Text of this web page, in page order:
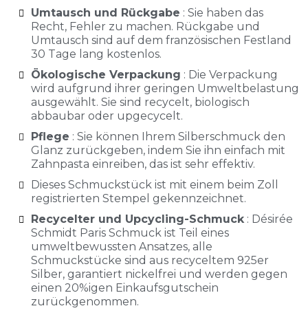
Umtausch und Rückgabe : Sie haben das
Recht, Fehler zu machen. Rückgabe und
Umtausch sind auf dem französischen Festland
30 Tage lang kostenlos.
Ökologische Verpackung : Die Verpackung
wird aufgrund ihrer geringen Umweltbelastung
ausgewählt. Sie sind recycelt, biologisch
abbaubar oder upgecycelt.
Pflege : Sie können Ihrem Silberschmuck den
Glanz zurückgeben, indem Sie ihn einfach mit
Zahnpasta einreiben, das ist sehr effektiv.
Dieses Schmuckstück ist mit einem beim Zoll
registrierten Stempel gekennzeichnet.
Recycelter und Upcycling-Schmuck: Désirée
Schmidt Paris Schmuck ist Teil eines
umweltbewussten Ansatzes, alle
Schmuckstücke sind aus recyceltem 925er
Silber, garantiert nickelfrei und werden gegen
einen 20%igen Einkaufsgutschein
zurückgenommen.